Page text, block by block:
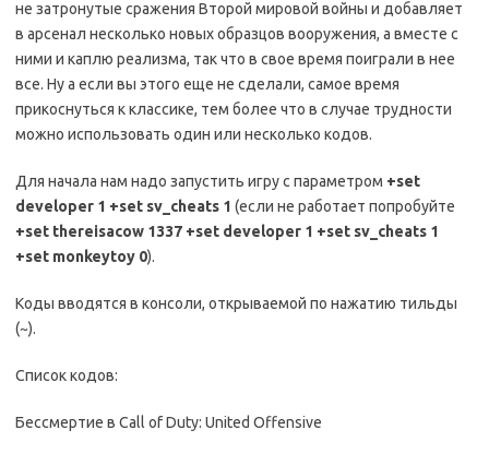
не затронутые сражения Второй мировой войны и добавляет
в арсенал несколько новых образцов вооружения, а вместе с
ними и каплю реализма, так что в свое время поиграли в нее
все. Ну а если вы этого еще не сделали, самое время
прикоснуться к классике, тем более что в случае трудности
можно использовать один или несколько кодов.
Для начала нам надо запустить игру с параметром +set
developer 1 +set sv_cheats 1 (если не работает попробуйте
+set thereisacow 1337 +set developer 1 +set sv_cheats 1
+set monkeytoy 0).
Коды вводятся в консоли, открываемой по нажатию тильды
(~).
Список кодов:
Бессмертие в Call of Duty: United Offensive